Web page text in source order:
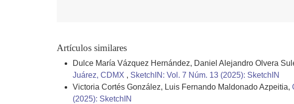
Artículos similares
Dulce María Vázquez Hernández, Daniel Alejandro Olvera
Juárez, CDMX , SketchIN: Vol. 7 Núm. 13 (2025): SketchIN
Victoria Cortés González, Luis Fernando Maldonado Azpeitia,
(2025): SketchIN